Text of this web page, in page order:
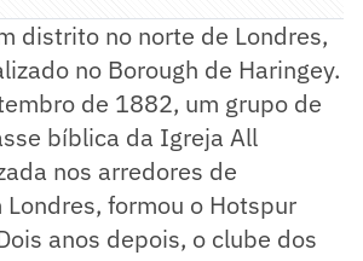
distrito no norte de Londres,
no Borough de Haringey.
de 1882, um grupo de
bíblica da Igreja All
nos arredores de
formou o Hotspur
anos depois, o clube dos